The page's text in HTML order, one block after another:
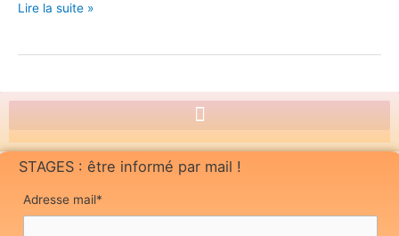
Lire la suite »
STAGES : être informé par mail !
Adresse mail*